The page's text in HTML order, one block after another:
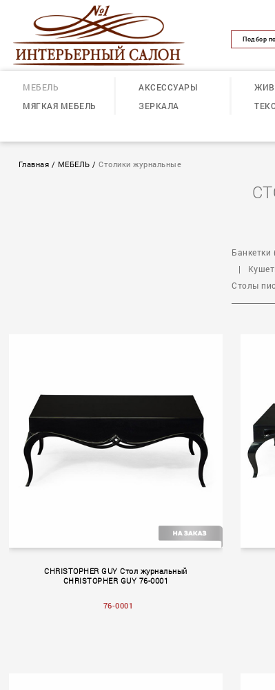
Подбор
МЕБЕЛЬ
МЯГКАЯ МЕБЕЛЬ
АКСЕССУАРЫ
ЗЕРКАЛА
Главная / МЕБЕЛЬ /Столики журнальные
Банкетки
|
Столы
CHRISTOPHER GUY Стол журнальный
CHRISTOPHER GUY 76-0001
76-0001